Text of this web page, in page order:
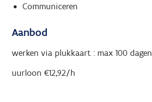
Communiceren
Aanbod
werken via plukkaart : max 100 dagen
uurloon €12,92/h